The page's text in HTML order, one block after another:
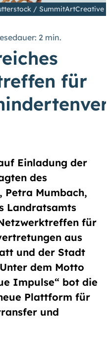
die Schrift
groß
sind mit
groß
hoch
/ SummitArtCreative
2 min.
für
Einladung der
des
Petra Mumbach,
Landratsamts
für
aus
und der Stadt
dem Motto
Impulse“ bot die
Plattform für
und